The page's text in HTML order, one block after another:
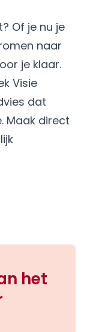
Of je nu je
naar
je klaar.
Visie
dat
Maak direct
het